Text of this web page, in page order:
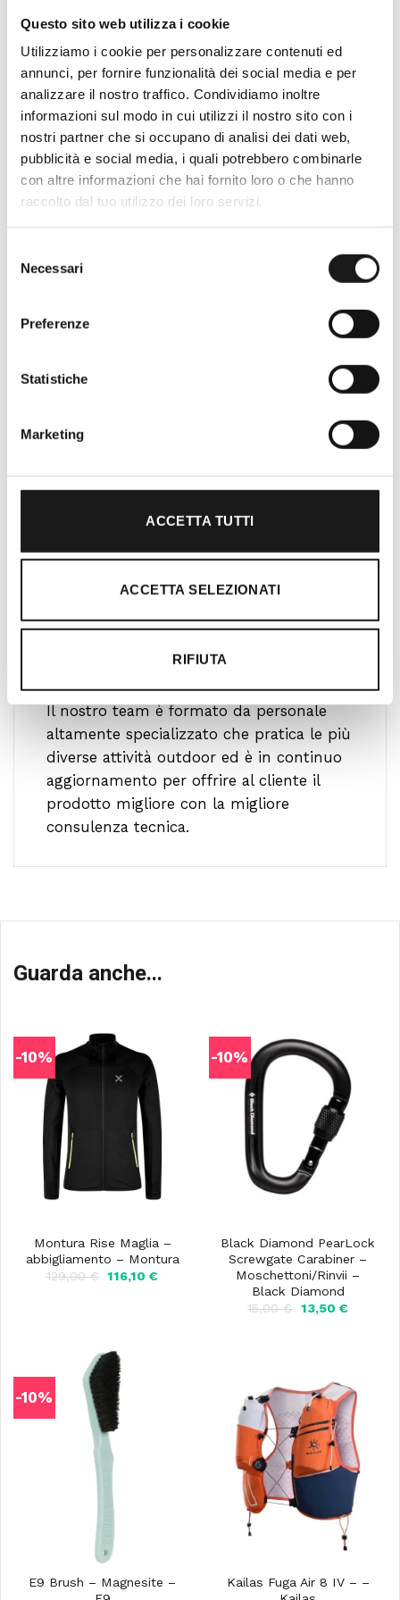
Questo sito web utilizza i cookie
Utilizziamo i cookie per personalizzare contenuti ed
annunci, per fornire funzionalità dei social media e per
analizzare il nostro traffico. Condividiamo inoltre
informazioni sul modo in cui utilizzi il nostro sito con i
nostri partner che si occupano di analisi dei dati web,
pubblicità e social media, i quali potrebbero combinarle
con altre informazioni che hai fornito loro o che hanno
raccolto dal tuo utilizzo dei loro servizi.
delNecessari
Preferenze
Statistiche
Marketing
ACCETTA TUTTI
ACCETTA SELEZIONATI
RIFIUTA
Oltre 30 anni di esperienza
Roma, RRTrek è il punto di riferimento
Lazio. Da sempre soddisfiamo i nostri
l’acquisto un’esperienza formativa e
Il nostro team è formato da personale
altamente specializzato che pratica le più
diverse attività outdoor ed è in continuo
aggiornamento per offrire al cliente il
prodotto migliore con la migliore
consulenza tecnica.
Guarda anche...
-10%
Montura Rise Maglia –
abbigliamento – Montura
129,00€ Il
116,10€Il
-10%
Black Diamond PearLock
Screwgate Carabiner –
Moschettoni/Rinvii –
Black Diamond
15,00€
Il
13,50 €Il
-10%
E9 Brush – Magnesite –
Kailas Fuga Air 8 IV – –